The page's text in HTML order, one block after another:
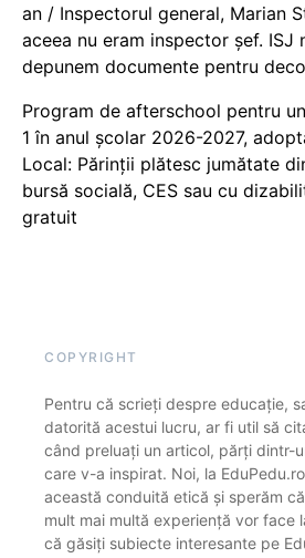
an / Inspectorul general, Marian
aceea nu eram inspector șef. ISJ
depunem documente pentru
Program de afterschool pentru
1 în anul școlar 2026-2027,
Local: Părinții plătesc jumătate
bursă socială, CES sau cu
gratuit
COPYRIGHT
Pentru că scrieți despre educație,
datorită acestui lucru, ar fi util să
când preluați un articol, părți dintr-
care v-a inspirat. Noi, la
această conduită etică și sperăm
mult mai multă experiență vor face
că găsiți subiecte interesante pe